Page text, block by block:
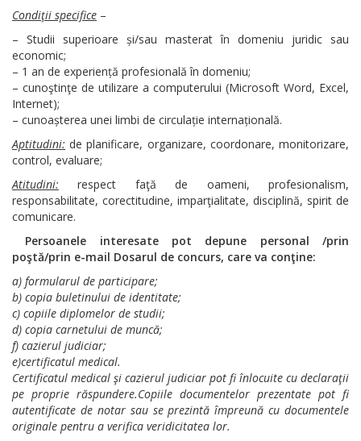
Condiţii specifice –
– Studii superioare și/sau masterat în domeniu juridic sau
economic;
– 1 an de experiență profesională în domeniu;
– cunoştinţe de utilizare a computerului (Microsoft Word, Excel,
Internet);
– cunoașterea unei limbi de circulație internațională.
Aptitudini: de planificare, organizare, coordonare, monitorizare,
control, evaluare;
Atitudini: respect faţă de oameni, profesionalism,
responsabilitate, corectitudine, imparţialitate, disciplină, spirit de
comunicare.
Persoanele interesate pot depune personal/prin
poştă/prin e-mail Dosarul de concurs, care va conţine:
a) formularul de participare;
b) copia buletinului de identitate;
c) copiile diplomelor de studii;
d) copia carnetului de muncă;
f) cazierul judiciar;
e)certificatul medical.
Certificatul medical şi cazierul judiciar pot fi înlocuite cu declaraţii
pe proprie răspundere.Copiile documentelor prezentate pot fi
autentificate de notar sau se prezintă împreună cu documentele
originale pentru a verifica veridicitatea lor.